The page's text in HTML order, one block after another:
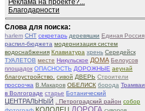
Реклама на проекте?...
Благодарности
Слова для поиска:
harlem СНТ секретарь деревяшки Единая Россия
распил-бюджета модернизация систем
водоснабжения Клавиатура хрень Середейск
ТУАЛЕТОВ месте Никульское ДОМА Белоусов
площадок ОПАСНОСТЬ ДОРОЖНЫЕ aeунай
благоустройство.
сивой ДВЕРЬ Строители
просрочка В.Макаров ОБЕЛИСК борода Трамваи
в Волгограде старье Ботанический
ЦЕНТРАЛЬНЫЙ . Петроградский район собор